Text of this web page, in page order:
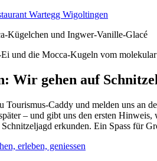
Kügelchen und Ingwer-Vanille-Glacé
und die Mocca-Kugeln vom
Wir gehen auf
Tourismus-Caddy und melden uns an
– und gibt uns den ersten
erkunden. Ein Spass für